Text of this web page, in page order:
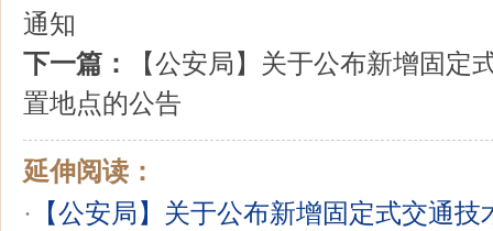
通知
下一篇：
【公安局】关于公布新增固定
置地点的公告
延伸阅读：
· 【公安局】关于公布新增固定式交通